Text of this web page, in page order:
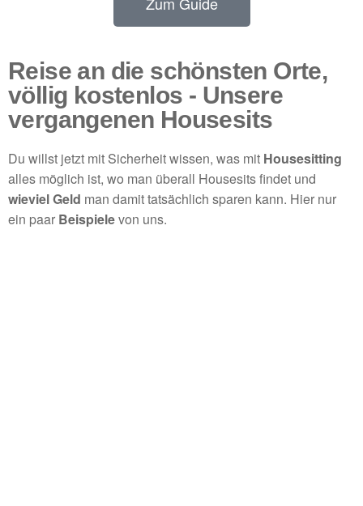
Reise an die schönsten Orte,
völlig kostenlos - Unsere
vergangenen Housesits
Du willst jetzt mit Sicherheit wissen, was mit Housesitting
alles möglich ist, wo man überall Housesits findet und
wieviel Geld man damit tatsächlich sparen kann. Hier nur
ein paar Beispielevon uns.